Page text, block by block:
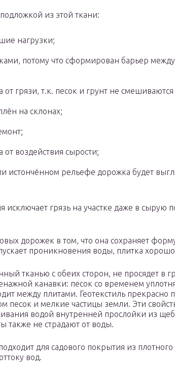
из этой ткани:
нагрузки;
потому что сформирован барьер
грязи, т.к. песок и грунт не
на склонах;
воздействия сырости;
истончённом рельефе дорожка будет
исключает грязь на участке даже в сырую
дорожек в том, что она сохраняет
проникновения воды, плитка
тканью с обеих сторон, не просядет в
канавки: песок со временем
между плитами. Геотекстиль прекрасно
песок и мелкие частицы земли. Эти
водой внутренней прослойки из
также не страдают от воды.
для садового покрытия из плотного
вод.